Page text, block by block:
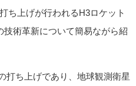
ち上げが行われるH3ロケット
術革新について簡易ながら紹
打ち上げであり、地球観測衛星